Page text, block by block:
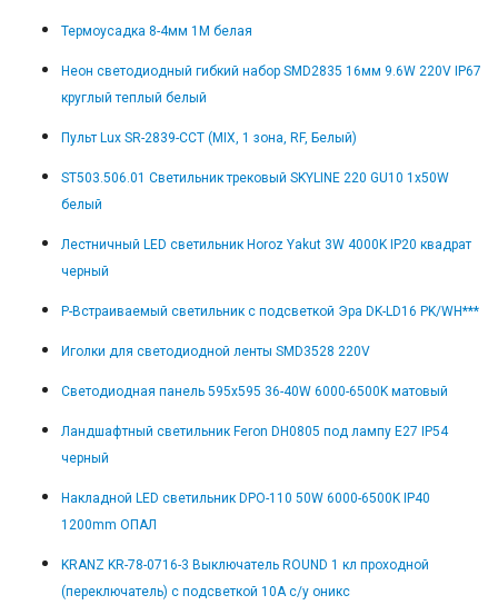
Термоусадка 8-4мм 1М белая
Неон светодиодный гибкий набор SMD2835 16мм 9.6W 220V IP67
круглый теплый белый
Пульт Lux SR-2839-CCT (MIX, 1 зона, RF, Белый)
ST503.506.01 Светильник трековый SKYLINE 220 GU10 1х50W
белый
Лестничный LED светильник Horoz Yakut 3W 4000K IP20 квадрат
черный
Р-Встраиваемый светильник с подсветкой Эра DK-LD16 PK/WH***
Иголки для светодиодной ленты SMD3528 220V
Светодиодная панель 595x595 36-40W 6000-6500K матовый
Ландшафтный светильник Feron DH0805 под лампу E27 IP54
черный
Накладной LED светильник DPO-110 50W 6000-6500K IP40
1200mm ОПАЛ
KRANZ KR-78-0716-3 Выключатель ROUND 1 кл проходной
(переключатель) с подсветкой 10А с/у оникс